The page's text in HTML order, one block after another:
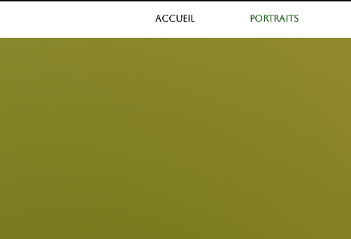
ACCUEIL PORTRAITS